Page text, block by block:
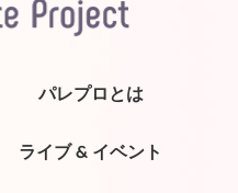
パレプロとは
ライブ & イベント